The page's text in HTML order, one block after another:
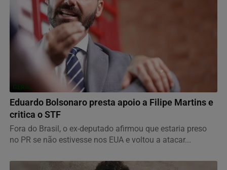
GERAL
Eduardo Bolsonaro presta apoio a Filipe Martins e
critica o STF
Fora do Brasil, o ex-deputado afirmou que estaria preso
no PR se não estivesse nos EUA e voltou a atacar...